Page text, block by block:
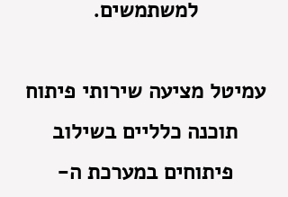
למשתמשים.
עמיטל מציעה שירותי פיתוח
תוכנה כלליים בשילוב
פיתוחים במערכת ה-